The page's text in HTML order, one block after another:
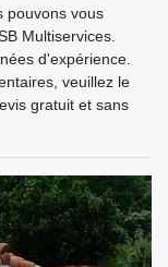
pouvons vous
Multiservices.
d'expérience.
veuillez le
gratuit et sans